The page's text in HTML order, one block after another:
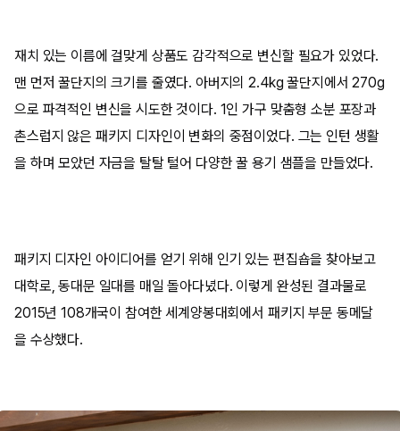
재치 있는 이름에 걸맞게 상품도 감각적으로 변신할 필요가 있었다.
맨 먼저 꿀단지의 크기를 줄였다. 아버지의 2.4kg 꿀단지에서 270g
으로 파격적인 변신을 시도한 것이다. 1인 가구 맞춤형 소분 포장과
촌스럽지 않은 패키지 디자인이 변화의 중점이었다. 그는 인턴 생활
을 하며 모았던 자금을 탈탈 털어 다양한 꿀 용기 샘플을 만들었다.
패키지 디자인 아이디어를 얻기 위해 인기 있는 편집숍을 찾아보고
대학로, 동대문 일대를 매일 돌아다녔다. 이렇게 완성된 결과물로
2015년 108개국이 참여한 세계양봉대회에서 패키지 부문 동메달
을 수상했다.